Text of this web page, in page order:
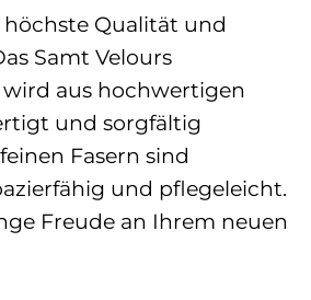
Qualität und
Samt Velours
aus hochwertigen
und sorgfältig
Fasern sind
und pflegeleicht.
Freude an Ihrem neuen